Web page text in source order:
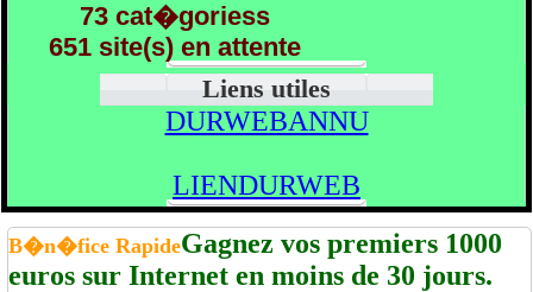
73 cat�goriess
651 site(s) en attente
Liens utiles
DURWEBANNU
LIENDURWEB
B�n�fice RapideGagnez vos premiers 1000
euros sur Internet en moins de 30 jours.